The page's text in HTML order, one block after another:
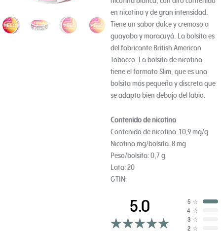
en nicotina y de gran intensidad.
Tiene un sabor dulce y cremoso a
guayaba y maracuyá. La bolsita es
del fabricante British American
Tobacco. La bolsita de nicotina
tiene el formato Slim, que es una
bolsita más pequeña y discreta que
se adapta bien debajo del labio.
Contenido de nicotina
Contenido de nicotina: 10,9 mg/g
Nicotina mg/bolsita: 8 mg
Peso/bolsita: 0,7 g
Lata: 20
GTIN:
5.0 5 ☆
4 ☆
3 ☆
2 ☆